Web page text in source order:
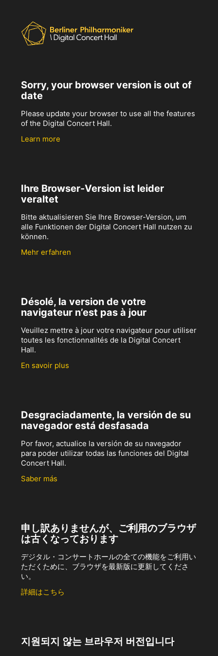
Sorry, your browser version is out of
date
Please update your browser to use all the features
of the Digital Concert Hall.
Learn more
Ihre Browser-Version ist leider
veraltet
Bitte aktualisieren Sie Ihre Browser-Version, um
alle Funktionen der Digital Concert Hall nutzen zu
können.
Mehr erfahren
Désolé, la version de votre
navigateur n’est pas à jour
Veuillez mettre à jour votre navigateur pour utiliser
toutes les fonctionnalités de la Digital Concert
Hall.
En savoir plus
Desgraciadamente, la versión de su
navegador está desfasada
Por favor, actualice la versión de su navegador
para poder utilizar todas las funciones del Digital
Concert Hall.
Saber más
申し訳ありませんが、ご利用のブラウザ
は古くなっております
デジタル・コンサートホールの全ての機能をご利用い
ただくために、ブラウザを最新版に更新してくださ
い。
詳細はこちら
지원되지 않는 브라우저 버전입니다